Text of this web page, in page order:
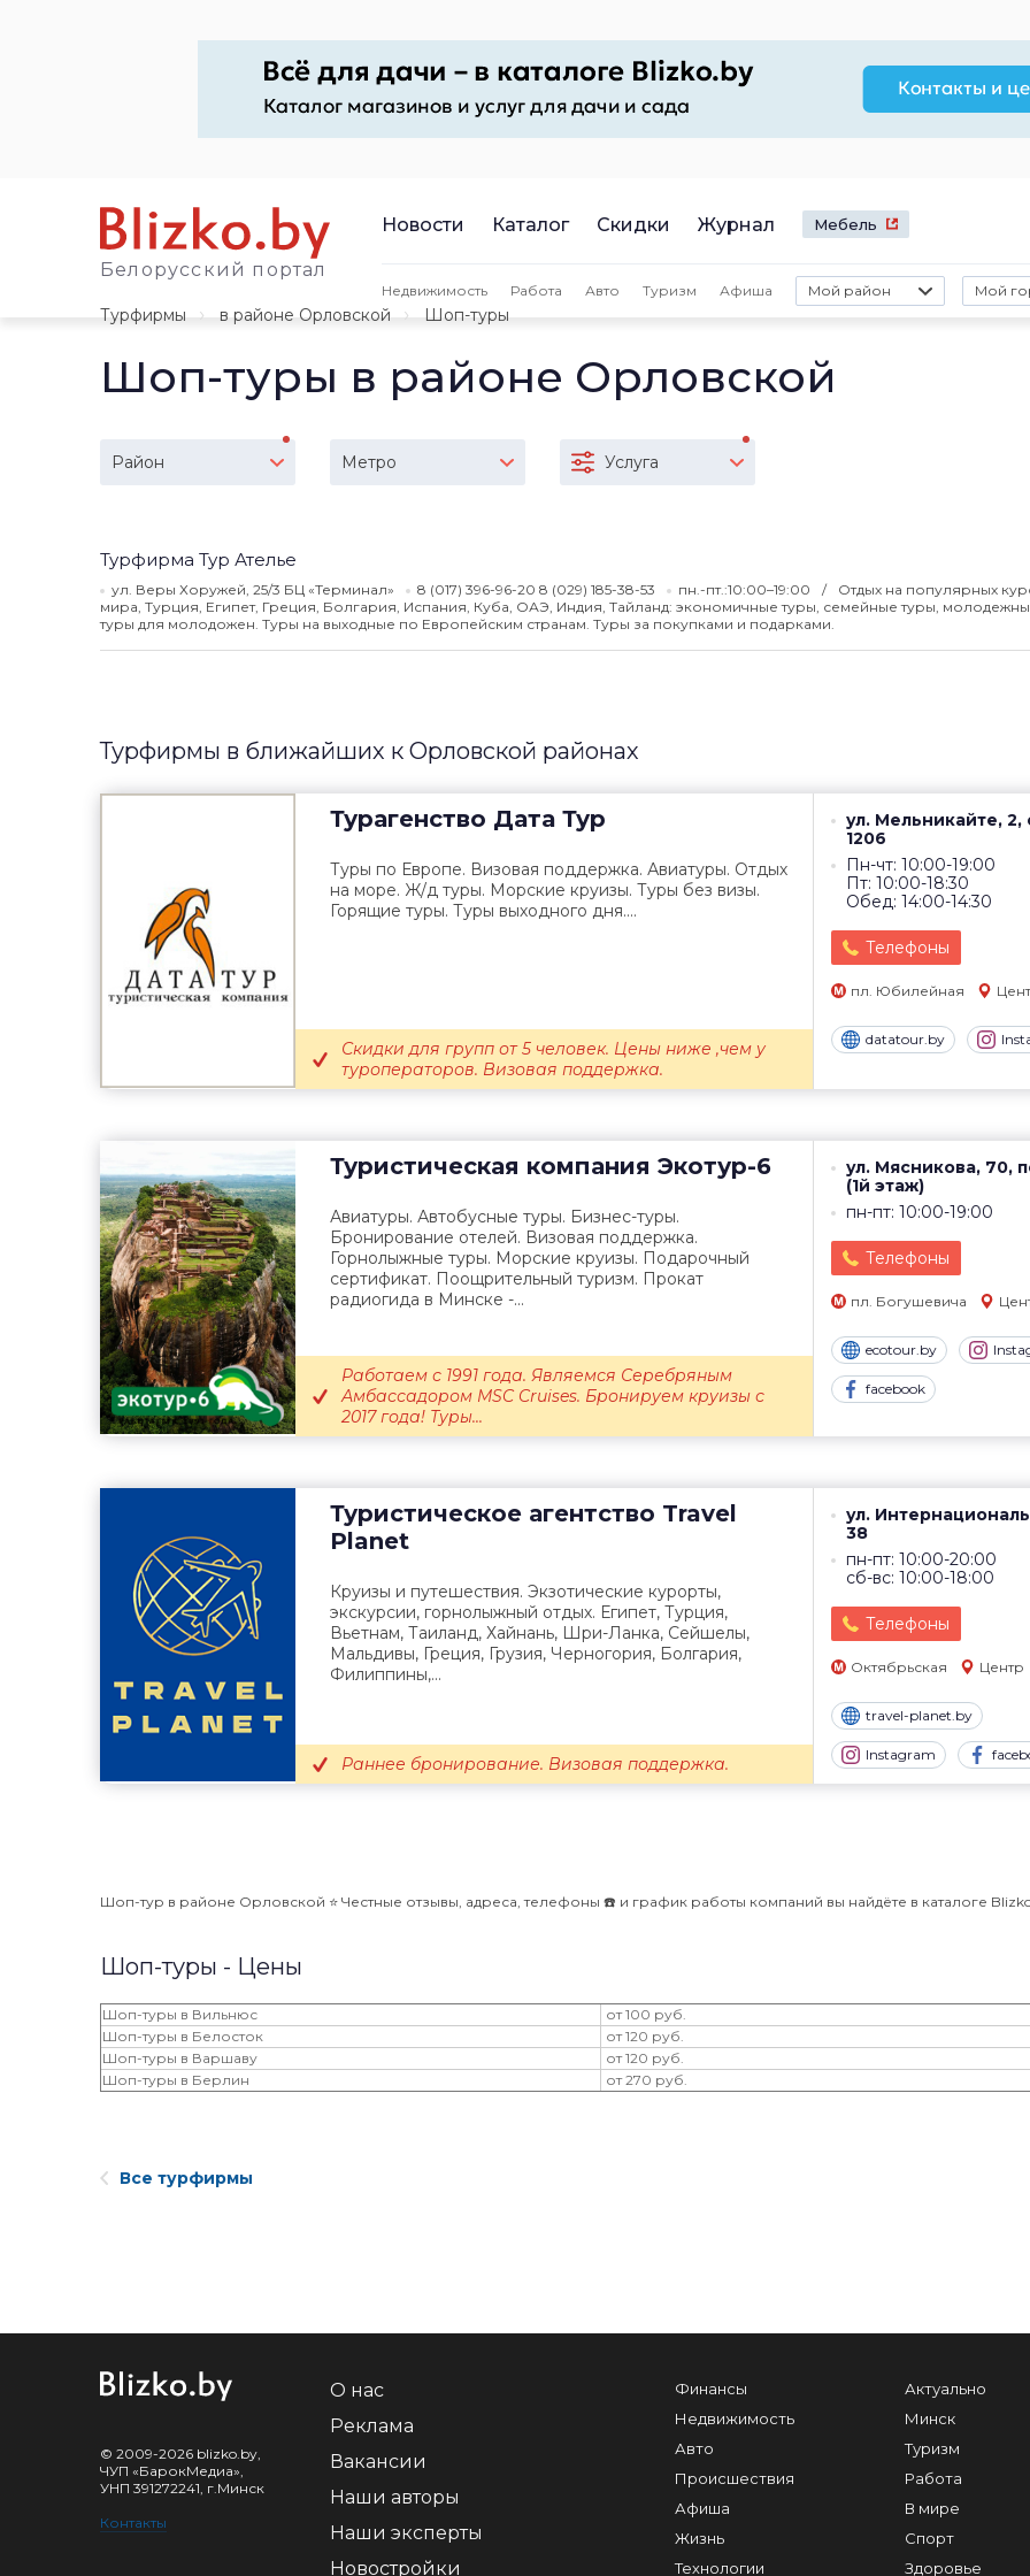
Белорусский портал
Новости Каталог Скидки Журнал Мебель
Недвижимость Работа Авто Туризм Афиша Мой район Мой
Турфирмы
в районе Орловской Шоп-туры
Шоп-туры в районе Орловской
Район Метро Услуга
Турфирма Тур Ателье
ул. Веры Хоружей, 25/3 БЦ «Терминал» 8 (017) 396-96-20 8 (029) 185-38-53 пн.-пт.:10:00–19:00
Отдых на популярных
мира, Турция, Египет, Греция, Болгария, Испания, Куба, ОАЭ, Индия, Тайланд: экономичные туры, семейные туры,
туры для молодожен. Туры на выходные по Европейским странам. Туры за покупками и подарками.
Турфирмы в ближайших к Орловской районах
Турагенство Дата Тур
ул. Мельникайте,
1206
Пн-чт: 10:00-19:00
Пт: 10:00-18:30
Обед: 14:00-14:30
Телефоны
пл. Юбилейная
datatour.by
Туры по Европе. Визовая поддержка. Авиатуры. Отдых
на море. Ж/д туры. Морские круизы. Туры без визы.
Горящие туры. Туры выходного дня....
Скидки для групп от 5 человек. Цены ниже ,чем у
туроператоров. Визовая поддержка.
Туристическая компания Экотур-6
ул. Мясникова, 70,
(1й этаж)
пн-пт: 10:00-19:00
Телефоны
пл. Богушевича
ecotour.by
facebook
Авиатуры. Автобусные туры. Бизнес-туры.
Бронирование отелей. Визовая поддержка.
Горнолыжные туры. Морские круизы. Подарочный
сертификат. Поощрительный туризм. Прокат
радиогида в Минске -...
Работаем с 1991 года. Являемся Серебряным
Амбассадором MSC Cruises. Бронируем круизы с
2017 года! Туры...
Туристическое агентство Travel
Planet
ул.
38
пн-пт: 10:00-20:00
сб-вс: 10:00-18:00
Телефоны
Октябрьская Центр
travel-planet.by
Instagram
Круизы и путешествия. Экзотические курорты,
экскурсии, горнолыжный отдых. Египет, Турция,
Вьетнам, Таиланд, Хайнань, Шри-Ланка, Сейшелы,
Мальдивы, Греция, Грузия, Черногория, Болгария,
Филиппины,...
Раннее бронирование. Визовая поддержка.
Шоп-тур в районе Орловской ⭐️ Честные отзывы, адреса, телефоны ☎️ и график работы компаний вы найдёте в каталоге Blizko
Шоп-туры - Цены
Шоп-туры в Вильнюс
от 100 руб.
Шоп-туры в Белосток
от 120 руб.
Шоп-туры в Варшаву
от 120 руб.
Шоп-туры в Берлин
от 270 руб.
Все турфирмы
© 2009-2026 blizko.by,
ЧУП «БарокМедиа»,
УНП 391272241, г.Минск
Контакты
О нас
Реклама
Вакансии
Наши авторы
Наши эксперты
Новостройки
Финансы
Недвижимость
Авто
Происшествия
Афиша
Жизнь
Технологии
Актуально
Минск
Туризм
Работа
В мире
Спорт
Здоровье